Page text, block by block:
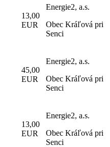
13,00
EUR
Energie2, a.s.
Obec Kráľová pri
Senci
45,00
EUR
Energie2, a.s.
Obec Kráľová pri
Senci
13,00
EUR
Energie2, a.s.
Obec Kráľová pri
Senci